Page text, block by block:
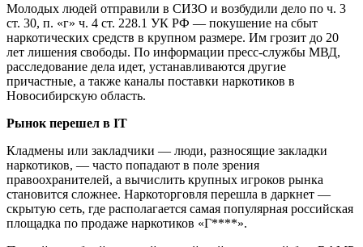
Молодых людей отправили в СИЗО и возбудили дело по ч. 3
ст. 30, п. «г» ч. 4 ст. 228.1 УК РФ — покушение на сбыт
наркотических средств в крупном размере. Им грозит до 20
лет лишения свободы. По информации пресс-службы МВД,
расследование дела идет, устанавливаются другие
причастные, а также каналы поставки наркотиков в
Новосибирскую область.
Рынок перешел в IT
Кладмены или закладчики — люди, разносящие закладки
наркотиков, — часто попадают в поле зрения
правоохранителей, а вычислить крупных игроков рынка
становится сложнее. Наркоторговля перешла в даркнет —
скрытую сеть, где располагается самая популярная российская
площадка по продаже наркотиков «Г****».